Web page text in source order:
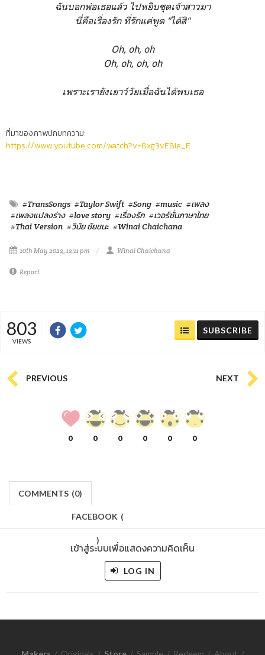
ฉันบอกพ่อเธอแล้ว ไปหยิบชุดเจ้าสาวมา
นี่คือเรื่องรัก ที่รักแค่พูด "ได้สิ"
Oh, oh, oh
Oh, oh, oh, oh
เพราะเรายังเยาว์วัยเมื่อฉันได้พบเธอ
ที่มาของภาพปกบทความ:
https://www.youtube.com/watch?v=8xg3vE8Ie_E
#TransSongs #Taylor Swift #Song #music #เพลง
#เพลงแปลงร่าง #love story #เรื่องรัก #เวอร์ชั่นภาษาไทย
#Thai Version #วินัย ชัยชนะ #Winai Chaichana
10th May 2022, 12:11 pm Winai Chaichana
Report
803
VIEWS
SUBSCRIBE
PREVIOUS NEXT
0 0 0 0 0 0
COMMENTS (0)
FACEBOOK (
)
เข้าสู่ระบบเพื่อแสดงความคิดเห็น
LOG IN